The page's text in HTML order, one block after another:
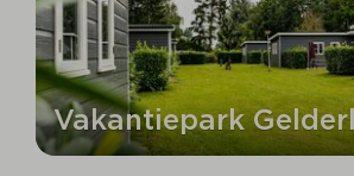
Vakantiepark